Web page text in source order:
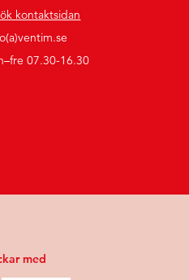
kontaktsidan
07.30-16.30
med